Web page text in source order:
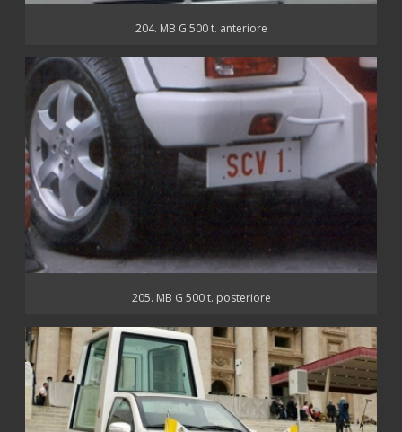
204. MB G 500 t. anteriore
205. MB G 500 t. posteriore